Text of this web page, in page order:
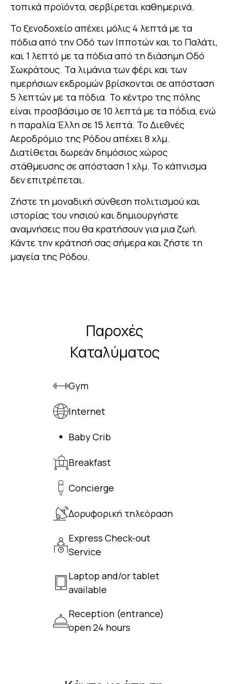
τοπικά προϊόντα, σερβίρεται καθημερινά.
Το ξενοδοχείο απέχει μόλις 4 λεπτά με τα
πόδια από την Οδό των Ιπποτών και το Παλάτι,
και 1 λεπτό με τα πόδια από τη διάσημη Οδό
Σωκράτους. Τα λιμάνια των φέρι και των
ημερήσιων εκδρομών βρίσκονται σε απόσταση
5 λεπτών με τα πόδια. Το κέντρο της πόλης
είναι προσβάσιμο σε 10 λεπτά με τα πόδια, ενώ
η παραλία Έλλη σε 15 λεπτά. Το Διεθνές
Αεροδρόμιο της Ρόδου απέχει 8 χλμ.
Διατίθεται δωρεάν δημόσιος χώρος
στάθμευσης σε απόσταση 1 χλμ. Το κάπνισμα
δεν επιτρέπεται.
Ζήστε τη μοναδική σύνθεση πολιτισμού και
ιστορίας του νησιού και δημιουργήστε
αναμνήσεις που θα κρατήσουν για μια ζωή.
Κάντε την κράτησή σας σήμερα και ζήστε τη
μαγεία της Ρόδου.
Παροχές
Καταλύματος
Gym
Internet
Baby Crib
Breakfast
Concierge
Δορυφορική τηλεόραση
Express Check-out
Service
Laptop and/or tablet
available
Reception (entrance)
open 24 hours